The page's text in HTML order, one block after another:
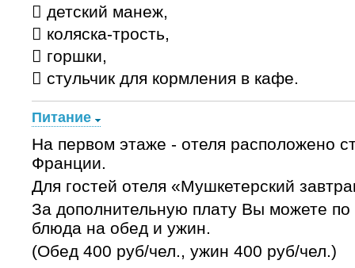
 детский манеж,
 коляска-трость,
 горшки,
 стульчик для кормления в кафе.
Питание
На первом этаже - отеля расположено
Франции.
Для гостей отеля «Мушкетерский
За дополнительную плату Вы можете
блюда на обед и ужин.
(Обед 400 руб/чел., ужин 400 руб/чел.)